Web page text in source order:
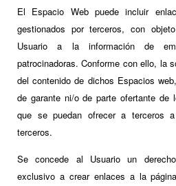
El Espacio Web puede incluir
gestionados por terceros, con
Usuario a la información de
patrocinadoras. Conforme con ello, la
del contenido de dichos Espacios
de garante ni/o de parte ofertante de
que se puedan ofrecer a terceros
terceros.
Se concede al Usuario un
exclusivo a crear enlaces a la